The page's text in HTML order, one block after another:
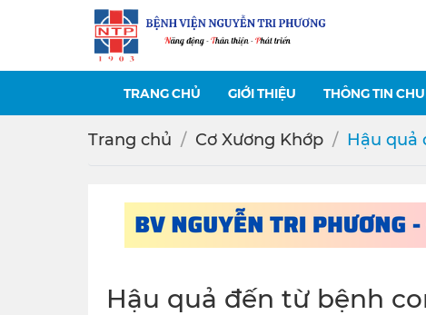
TRANG CHỦ GIỚI THIỆU THÔNG TIN
Trang chủ Cơ Xương Khớp Hậu quả
Hậu quả đến từ bệnh